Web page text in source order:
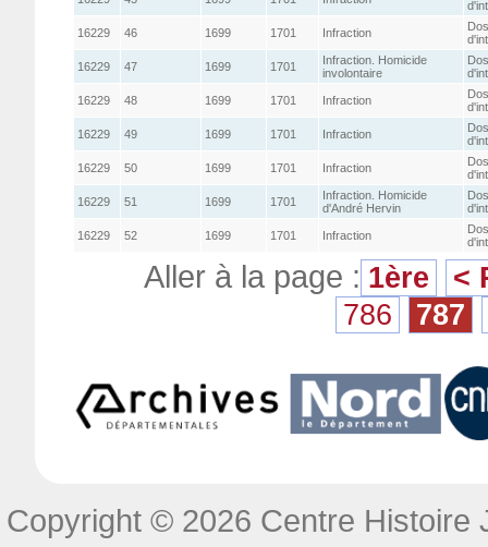
16229 46 1699 1701 Infraction
16229 47 1699 1701
Infraction. Homicide
involontaire
16229 48 1699 1701 Infraction
16229 49 1699 1701 Infraction
16229 50 1699 1701 Infraction
16229 51 1699 1701
Infraction. Homicide
d'André Hervin
16229 52 1699 1701 Infraction
Aller à la page : 1ère
<
786
787
Copyright © 2026 Centre Histoire